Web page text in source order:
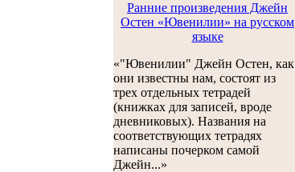
Ранние произведения Джейн
Остен «Ювенилии» на русском
языке
«"Ювенилии" Джейн Остен, как
они известны нам, состоят из
трех отдельных тетрадей
(книжках для записей, вроде
дневниковых). Названия на
соответствующих тетрадях
написаны почерком самой
Джейн...»